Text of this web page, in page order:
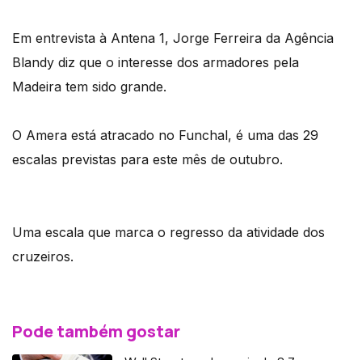
Em entrevista à Antena 1, Jorge Ferreira da Agência
Blandy diz que o interesse dos armadores pela
Madeira tem sido grande.
O Amera está atracado no Funchal, é uma das 29
escalas previstas para este mês de outubro.
Uma escala que marca o regresso da atividade dos
cruzeiros.
Pode também gostar